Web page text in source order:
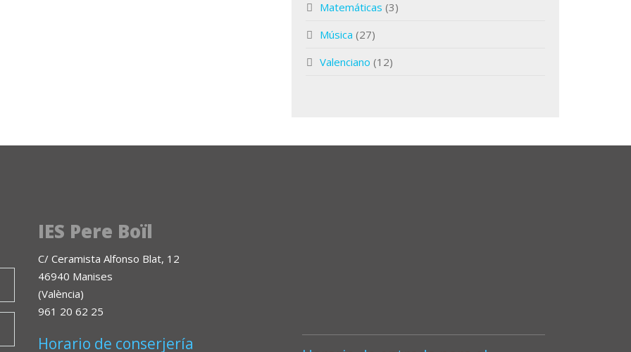
Matemáticas (3)
Música (27)
Valenciano (12)
IES Pere Boïl
C/ Ceramista Alfonso Blat, 12
46940 Manises
(València)
961 20 62 25
Horario de conserjería